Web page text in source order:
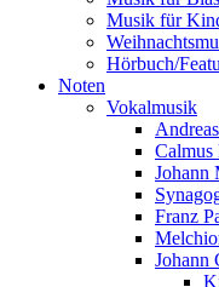
Musik für
Hörbuch/
Noten
Vokalmusik
Calmus
Johann
Franz
Johann